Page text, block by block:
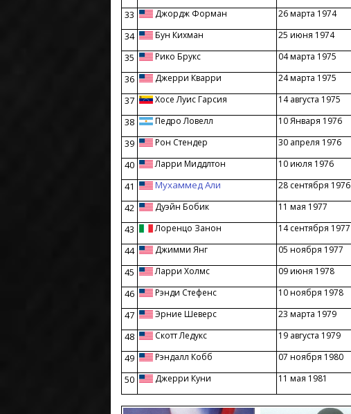
33
Джордж Форман 26 марта 1974
34
Бун Кихман 25 июня 1974
35
Рико Брукс 04 марта 1975
36
Джерри Кварри 24 марта 1975
37
Хосе Луис Гарсия 14 августа 1975
38
Педро Ловелл 10 Января 1976
39
Рон Стендер 30 апреля 1976
40
Ларри Миддлтон 10 июля 1976
41
Мухаммед Али 28 сентября 1976
42
Дуэйн Бобик 11 мая 1977
43
Лоренцо Занон 14 сентября 1977
44
Джимми Янг 05 ноября 1977
45
Ларри Холмс 09 июня 1978
46
Рэнди Стефенс 10 ноября 1978
47
Эрние Шеверс 23 марта 1979
48
Скотт Ледукс 19 августа 1979
49
Рэндалл Кобб 07 ноября 1980
50
Джерри Куни 11 мая 1981